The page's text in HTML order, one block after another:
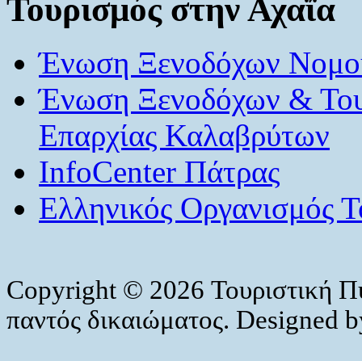
Τουρισμός στην Αχαΐα
Ένωση Ξενοδόχων
Ένωση Ξενοδόχων &
Επαρχίας Καλαβρύτων
InfoCenter Πάτρας
Ελληνικός Οργανισμός
Copyright © 2026 Τουριστική
παντός δικαιώματος. Designed